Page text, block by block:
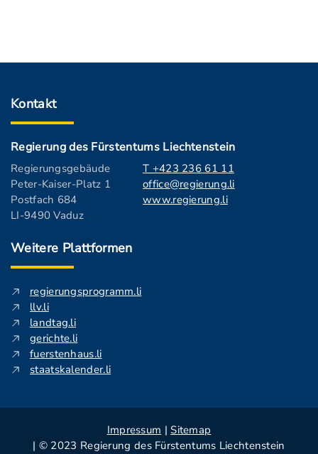
Kontakt
Regierung des Fürstentums Liechtenstein
Regierungsgebäude
Peter-Kaiser-Platz 1
Postfach 684
LI-9490 Vaduz
T +423 236 61 11
office@regierung.li
www.regierung.li
Weitere Plattformen
regierungsprogramm.li
llv.li
landtag.li
gerichte.li
fuerstenhaus.li
staatskalender.li
Impressum | Sitemap
| © 2023 Regierung des Fürstentums Liechtenstein